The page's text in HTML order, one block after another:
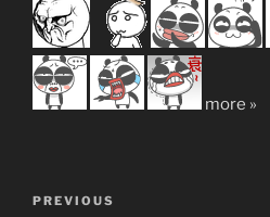
more »
Previous
PREVIOUS